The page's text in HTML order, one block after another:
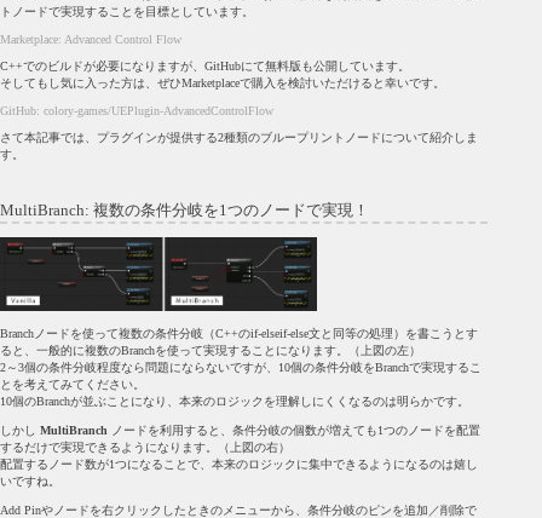
トノードで実現することを目標としています。
Marketplace: Advanced Control Flow
C++でのビルドが必要になりますが、GitHubにて無料版も公開しています。
そしてもし気に入った方は、ぜひMarketplaceで購入を検討いただけると幸いです。
GitHub: colory-games/UEPlugin-AdvancedControlFlow
さて本記事では、プラグインが提供する2種類のブループリントノードについて紹介しま
す。
MultiBranch: 複数の条件分岐を1つのノードで実現！
Branchノードを使って複数の条件分岐（C++のif-elseif-else文と同等の処理）を書こうとす
ると、一般的に複数のBranchを使って実現することになります。（上図の左）
2～3個の条件分岐程度なら問題にならないですが、10個の条件分岐をBranchで実現するこ
とを考えてみてください。
10個のBranchが並ぶことになり、本来のロジックを理解しにくくなるのは明らかです。
しかし MultiBranch ノードを利用すると、条件分岐の個数が増えても1つのノードを配置
するだけで実現できるようになります。（上図の右）
配置するノード数が1つになることで、本来のロジックに集中できるようになるのは嬉し
いですね。
Add Pinやノードを右クリックしたときのメニューから、条件分岐のピンを追加／削除で